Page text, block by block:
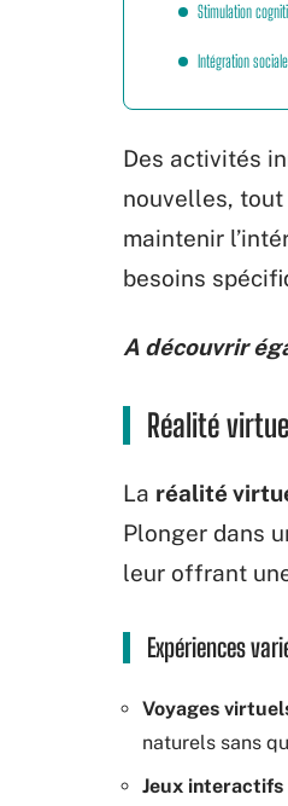
Stimulation
Intégration
Des activités
nouvelles,
maintenir
besoins
A découvrir
Réalité
La réalité
Plonger dans
leur offrant
Expériences
Voyages
naturels sans
Jeux interactifs